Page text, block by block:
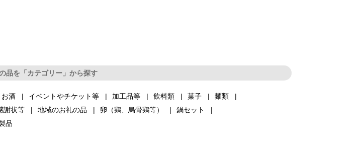
品を「カテゴリー」から探す
お酒 イベントやチケット等 加工品等 飲料類 菓子
麺類
謝状等 地域のお礼の品 卵（鶏、烏骨鶏等）
鍋セット
品